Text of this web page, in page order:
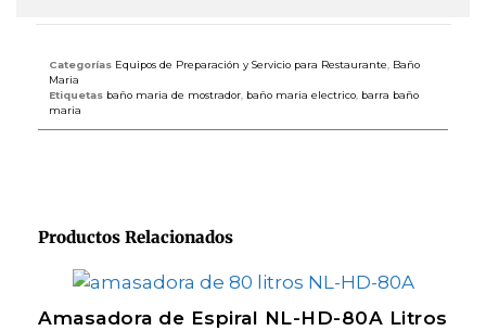
Categorías Equipos de Preparación y Servicio para Restaurante, Baño
Maria
Etiquetas baño maria de mostrador, baño maria electrico, barra baño
maria
Productos Relacionados
Amasadora de Espiral NL-HD-80A Litros